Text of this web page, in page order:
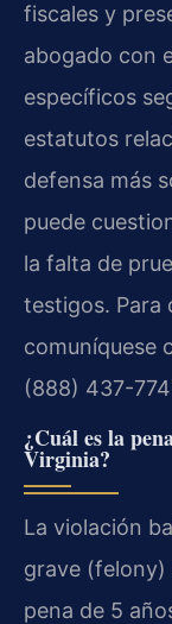
fiscales y
abogado con
específicos
estatutos
defensa más
puede
la falta de
testigos. Para
comuníquese
(888) 437-
¿Cuál es la
Virginia?
La violación
grave (felony)
pena de 5